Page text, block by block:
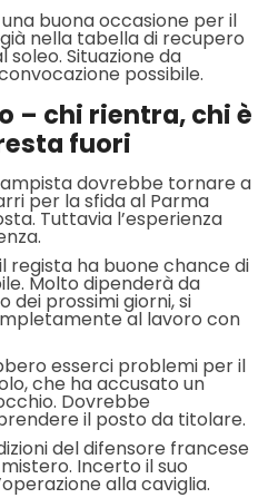
buona occasione per il
nella tabella di recupero
soleo. Situazione da
possibile.
– chi rientra, chi è
fuori
dovrebbe tornare a
per la sfida al Parma
Tuttavia l’esperienza
regista ha buone chance di
Molto dipenderà da
dei prossimi giorni, si
al lavoro con
esserci problemi per il
che ha accusato un
Dovrebbe
il posto da titolare.
del difensore francese
Incerto il suo
alla caviglia.